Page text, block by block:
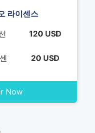
라이센스
120 USD
20 USD
Now